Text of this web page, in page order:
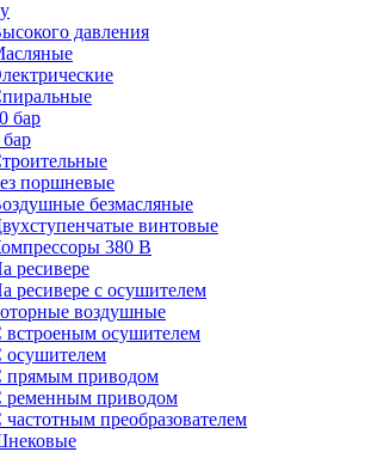
давления
бар
поршневые
безмасляные
винтовые
380 В
ресивере
ресивере с осушителем
воздушные
встроеным осушителем
осушителем
прямым приводом
ременным приводом
частотным преобразователем